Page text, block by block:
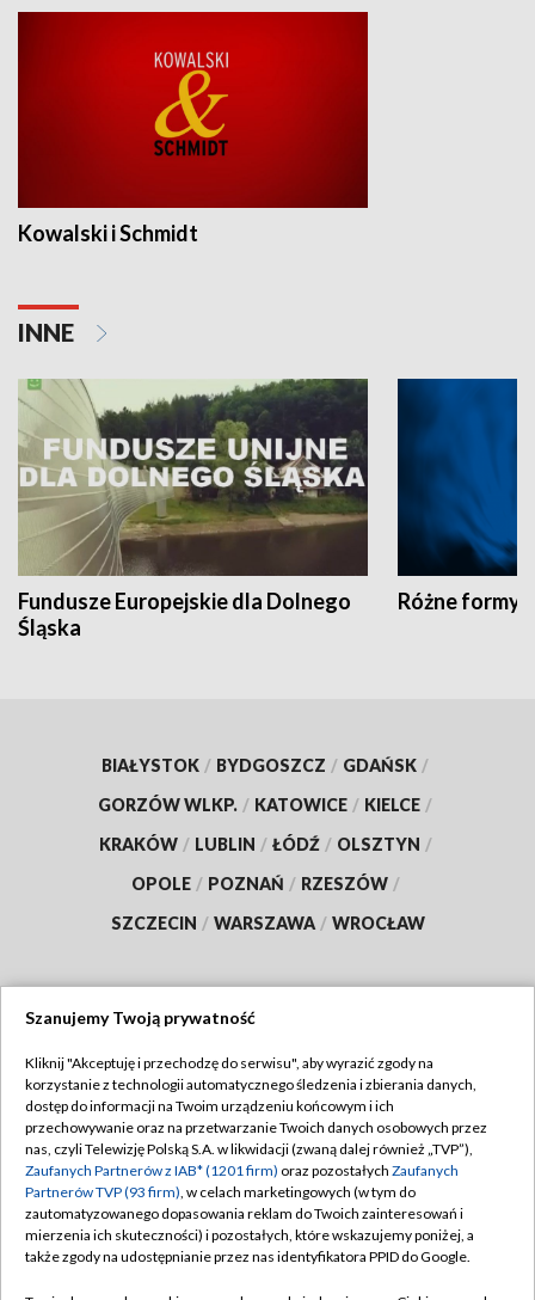
Kowalski i Schmidt
INNE
Fundusze Europejskie dla Dolnego
Śląska
Różne formy
BIAŁYSTOK / BYDGOSZCZ / GDAŃSK /
GORZÓW WLKP. / KATOWICE / KIELCE /
KRAKÓW / LUBLIN / ŁÓDŹ / OLSZTYN /
OPOLE / POZNAŃ / RZESZÓW /
SZCZECIN / WARSZAWA / WROCŁAW
TVP
Abonament TVP
Emisja w TVP
Centrum informacji TVP
Naziemna Telewizja Cyfrowa
Regulamin TVP
Polityka prywatności
Moje zgody
Pomoc
Szanujemy Twoją prywatność
Kliknij "Akceptuję i przechodzę do serwisu", aby wyrazić zgody na
korzystanie z technologii automatycznego śledzenia i zbierania danych,
dostęp do informacji na Twoim urządzeniu końcowym i ich
przechowywanie oraz na przetwarzanie Twoich danych osobowych przez
nas, czyli Telewizję Polską S.A. w likwidacji (zwaną dalej również „TVP”),
Zaufanych Partnerów z IAB* (1201 firm) oraz pozostałych Zaufanych
Partnerów TVP (93 firm), w celach marketingowych (w tym do
zautomatyzowanego dopasowania reklam do Twoich zainteresowań i
mierzenia ich skuteczności) i pozostałych, które wskazujemy poniżej, a
także zgody na udostępnianie przez nas identyfikatora PPID do Google.